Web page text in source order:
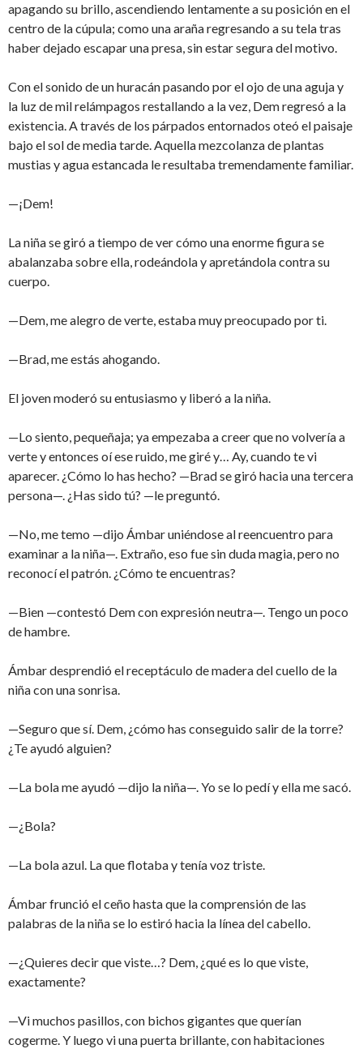
apagando su brillo, ascendiendo lentamente a su posición en el
centro de la cúpula; como una araña regresando a su tela tras
haber dejado escapar una presa, sin estar segura del motivo.
Con el sonido de un huracán pasando por el ojo de una aguja y
la luz de mil relámpagos restallando a la vez, Dem regresó a la
existencia. A través de los párpados entornados oteó el paisaje
bajo el sol de media tarde. Aquella mezcolanza de plantas
mustias y agua estancada le resultaba tremendamente familiar.
—¡Dem!
La niña se giró a tiempo de ver cómo una enorme figura se
abalanzaba sobre ella, rodeándola y apretándola contra su
cuerpo.
—Dem, me alegro de verte, estaba muy preocupado por ti.
—Brad, me estás ahogando.
El joven moderó su entusiasmo y liberó a la niña.
—Lo siento, pequeñaja; ya empezaba a creer que no volvería a
verte y entonces oí ese ruido, me giré y… Ay, cuando te vi
aparecer. ¿Cómo lo has hecho? —Brad se giró hacia una tercera
persona—. ¿Has sido tú? —le preguntó.
—No, me temo —dijo Ámbar uniéndose al reencuentro para
examinar a la niña—. Extraño, eso fue sin duda magia, pero no
reconocí el patrón. ¿Cómo te encuentras?
—Bien —contestó Dem con expresión neutra—. Tengo un poco
de hambre.
Ámbar desprendió el receptáculo de madera del cuello de la
niña con una sonrisa.
—Seguro que sí. Dem, ¿cómo has conseguido salir de la torre?
¿Te ayudó alguien?
—La bola me ayudó —dijo la niña—. Yo se lo pedí y ella me sacó.
—¿Bola?
—La bola azul. La que flotaba y tenía voz triste.
Ámbar frunció el ceño hasta que la comprensión de las
palabras de la niña se lo estiró hacia la línea del cabello.
—¿Quieres decir que viste…? Dem, ¿qué es lo que viste,
exactamente?
—Vi muchos pasillos, con bichos gigantes que querían
cogerme. Y luego vi una puerta brillante, con habitaciones